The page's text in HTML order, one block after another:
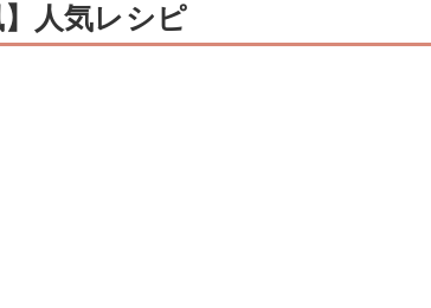
人気レシピ